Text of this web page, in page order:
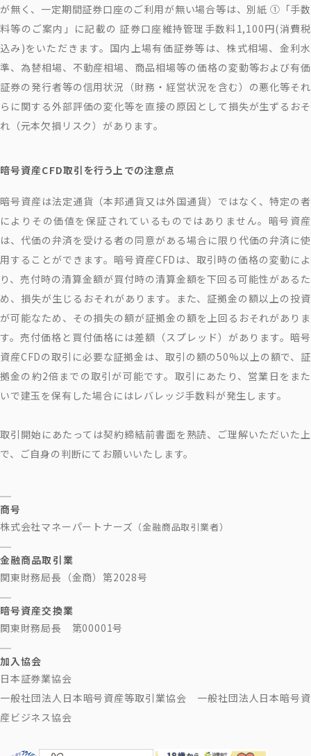
が無く、一定期間証券口座のご利用が無い場合等は、別紙 ①「手数
料等のご案内」に記載の 証券口座維持管理手数料1,100円(消費税
込み)をいただきます。国内上場有価証券等は、株式相場、金利水
準、為替相場、不動産相場、商品相場等の価格の変動等および有価
証券の発行者等の信用状況（財務・経営状況を含む）の悪化等それ
らに関する外部評価の変化等を直接の原因として損失が生ずるおそ
れ（元本欠損リスク）があります。
暗号資産CFD取引を行う上での注意点
暗号資産は法定通貨（本邦通貨又は外国通貨）ではなく、特定の者
によりその価値を保証されているものではありません。暗号資産
は、代価の弁済を受ける者の同意がある場合に限り代価の弁済に使
用することができます。暗号資産CFDは、取引時の価格の変動によ
り、売付時の清算金額が買付時の清算金額を下回る可能性があるた
め、損失が生じるおそれがあります。また、証拠金の額以上の投資
が可能なため、その損失の額が証拠金の額を上回るおそれがありま
す。売付価格と買付価格には差額（スプレッド）があります。暗号
資産CFDの取引に必要な証拠金は、取引の額の50%以上の額で、証
拠金の約2倍までの取引が可能です。取引にあたり、営業日をまた
いで建玉を保有した場合にはレバレッジ手数料が発生します。
取引開始にあたっては契約締結前書面を熟読、ご理解いただいた上
で、ご自身の判断にてお願いいたします。
商号
株式会社マネーパートナーズ （金融商品取引業者）
金融商品取引業
関東財務局長（金商）第2028号
暗号資産交換業
関東財務局長 第00001号
加入協会
日本証券業協会
一般社団法人日本暗号資産等取引業協会 一般社団法人日本暗号資
産ビジネス協会